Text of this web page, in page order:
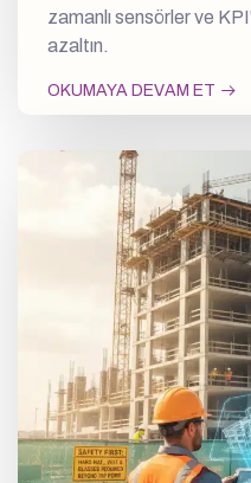
zamanlı sensörler ve
azaltın.
OKUMAYA DEVAM ET